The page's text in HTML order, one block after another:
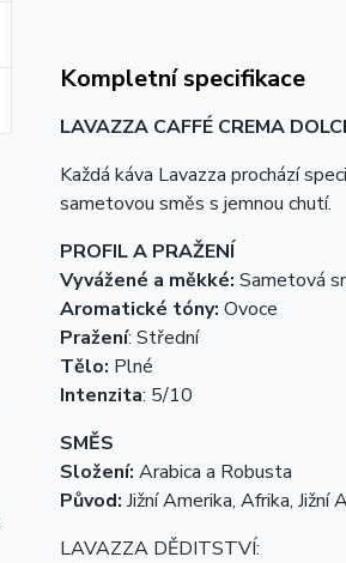
Kompletní specifikace
LAVAZZA CAFFÉ CREMA
Každá káva Lavazza prochází
sametovou směs s jemnou chutí.
PROFIL A PRAŽENÍ
Vyvážené a měkké: Sametová
Aromatické tóny: Ovoce
Pražení: Střední
Tělo: Plné
Intenzita: 5/10
SMĚS
Složení: Arabica a Robusta
Původ: Jižní Amerika, Afrika, Jižní
LAVAZZA DĚDITSTVÍ: